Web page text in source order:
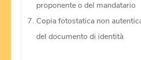
proponente o del mandatario
Copia fotostatica non
del documento di identità